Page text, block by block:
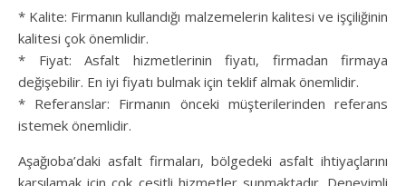
* Kalite: Firmanın kullandığı malzemelerin kalitesi ve işçiliğinin
kalitesi çok önemlidir.
* Fiyat: Asfalt hizmetlerinin fiyatı, firmadan firmaya
değişebilir. En iyi fiyatı bulmak için teklif almak önemlidir.
* Referanslar: Firmanın önceki müşterilerinden referans
istemek önemlidir.
Aşağıoba’daki asfalt firmaları, bölgedeki asfalt ihtiyaçlarını